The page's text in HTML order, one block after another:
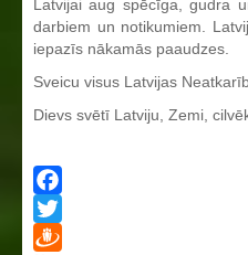
Latvijai aug spēcīga, gudra
darbiem un notikumiem.
iepazīs nākamās paaudzes.
Sveicu visus Latvijas
Dievs svētī Latviju, Zemi,
Facebook
Twitter